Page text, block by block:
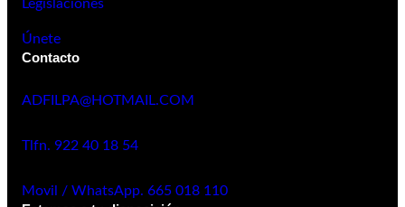
Legislaciones
Únete
Contacto
ADFILPA@HOTMAIL.COM
Tlfn. 922 40 18 54
Movil / WhatsApp. 665 018 110